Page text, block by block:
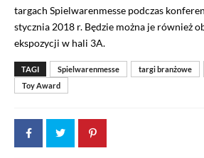
targach Spielwarenmesse podczas
stycznia 2018 r. Będzie można je również
ekspozycji w hali 3A.
TAGI Spielwarenmesse targi branżowe
Toy Award